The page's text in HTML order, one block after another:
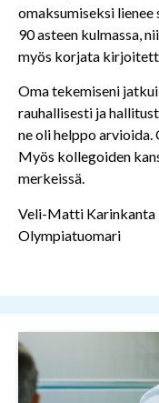
omaksumiseksi lienee
90 asteen kulmassa,
myös korjata
Oma tekemiseni
rauhallisesti ja
ne oli helppo arvioida.
Myös kollegoiden
merkeissä.
Veli-Matti Karinkanta
Olympiatuomari